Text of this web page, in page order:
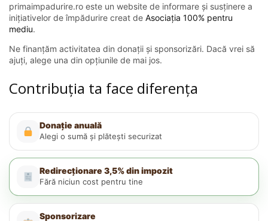
primaimpadurire.ro este un website de informare și susținere a
inițiativelor de împădurire creat de Asociația 100% pentru
mediu.
Ne finanțăm activitatea din donații și sponsorizări. Dacă vrei să
ajuți, alege una din opțiunile de mai jos.
Contribuția ta face diferența
Donație anuală
Alegi o sumă și plătești securizat
Redirecționare 3,5% din impozit
Fără niciun cost pentru tine
Sponsorizare